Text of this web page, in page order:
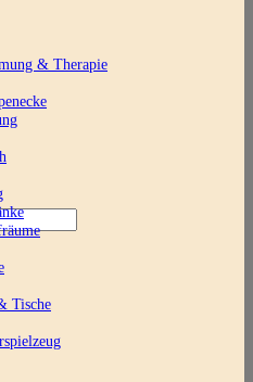
& Therapie
Tische